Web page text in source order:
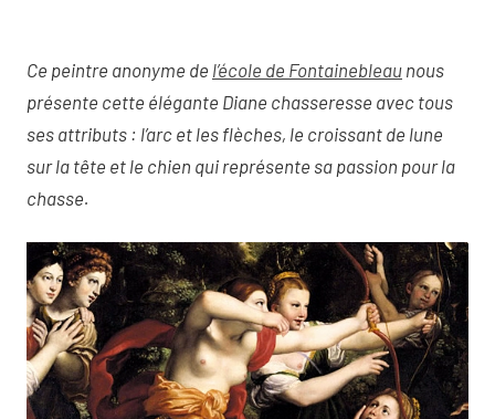
Ce peintre anonyme de l’école de Fontainebleau nous
présente cette élégante Diane chasseresse avec tous
ses attributs : l’arc et les flèches, le croissant de lune
sur la tête et le chien qui représente sa passion pour la
chasse.